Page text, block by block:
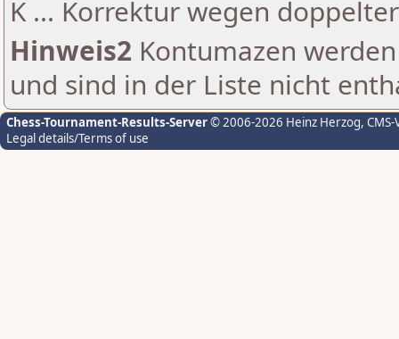
K ... Korrektur wegen
Hinweis2 Kontumazen
und sind in der Liste nicht
Chess-Tournament-Results-Server© 2006-2026 Heinz Herzog,
Legal details/Terms of use